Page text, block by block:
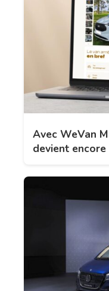
Avec WeVan
devient